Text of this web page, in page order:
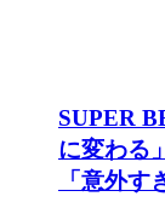
SUPER
に変わる
「意外す